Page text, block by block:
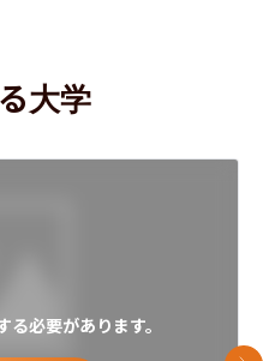
大学
必要があります。